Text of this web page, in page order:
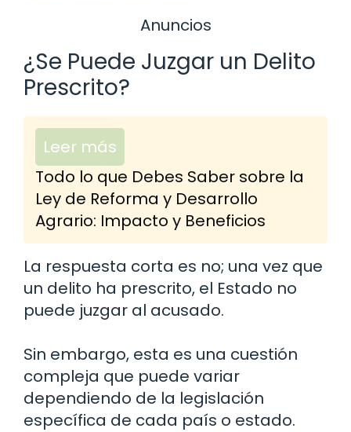
Anuncios
¿Se Puede Juzgar un Delito
Prescrito?
Leer más
Todo lo que Debes Saber sobre la
Ley de Reforma y Desarrollo
Agrario: Impacto y Beneficios
La respuesta corta es no; una vez que
un delito ha prescrito, el Estado no
puede juzgar al acusado.
Sin embargo, esta es una cuestión
compleja que puede variar
dependiendo de la legislación
específica de cada país o estado.